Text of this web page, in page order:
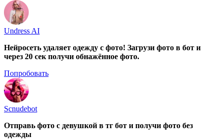
Undress AI
Нейросеть удаляет одежду с фото! Загрузи фото в бот и
через 20 сек получи обнажённое фото.
Попробовать
Scnudebot
Отправь фото с девушкой в тг бот и получи фото без
одежды